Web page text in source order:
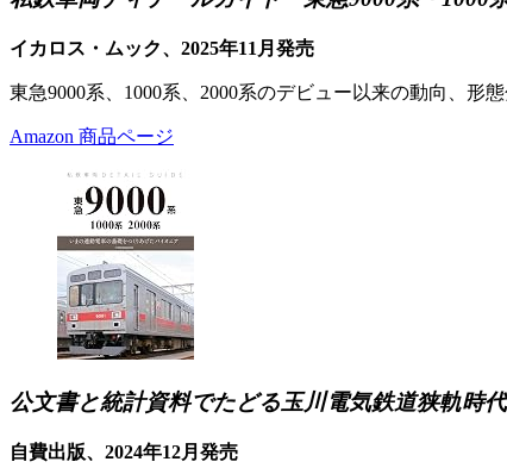
イカロス・ムック、2025年11月発売
東急9000系、1000系、2000系のデビュー以来の動向、形
Amazon 商品ページ
公文書と統計資料でたどる玉川電気鉄道狭軌時
自費出版、2024年12月発売